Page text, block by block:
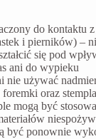
do kontaktu
i pierników) –
się pod
ani do wypieku
nie używać
oraz stempla
mogą być
być ponownie